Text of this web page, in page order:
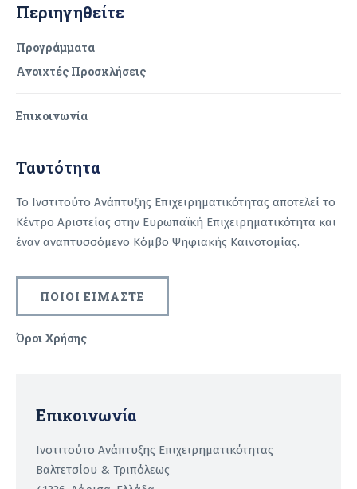
Περιηγηθείτε
Προγράμματα
Ανοιχτές Προσκλήσεις
Επικοινωνία
Ταυτότητα
Το Ινστιτούτο Ανάπτυξης Επιχειρηματικότητας αποτελεί το
Κέντρο Αριστείας στην Ευρωπαϊκή Επιχειρηματικότητα και
έναν αναπτυσσόμενο Κόμβο Ψηφιακής Καινοτομίας.
ΠΟΙΟΙ ΕΙΜΑΣΤΕ
Όροι Χρήσης
Επικοινωνία
Ινστιτούτο Ανάπτυξης Επιχειρηματικότητας
Βαλτετσίου & Τριπόλεως